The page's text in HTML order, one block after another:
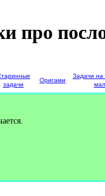
про
задачи
Оригами
Задачи на